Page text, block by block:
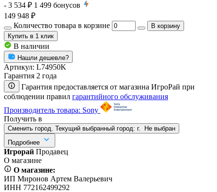
- 3 534 ₽ 1 499 бонусов
149 948 ₽
Количество товара в корзине
В корзину
Купить в 1 клик
В наличии
Нашли дешевле?
Артикул: L74950K
Гарантия 2 года
Гарантия предоставляется от магазина ИгроРай при
соблюдении правил гарантийного обслуживания
Производитель товара: Sony
Получить в
Сменить город. Текущий выбранный город: г.
Не выбран
Подробнее
Игрорай Продавец
О магазине
О магазине:
ИП Миронов Артем Валерьевич
ИНН 772162499292